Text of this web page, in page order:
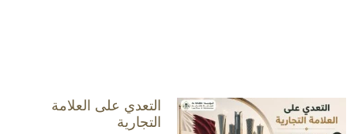
التعدي على العلامة
التجارية